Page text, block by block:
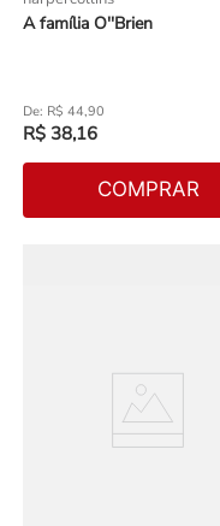
A família O''Brien
R$ 44,90
R$ 38,16
COMPRAR